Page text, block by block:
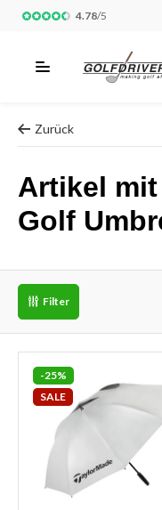
4.78/5
Zurück
Artikel
Golf
Filter
-25%
SALE